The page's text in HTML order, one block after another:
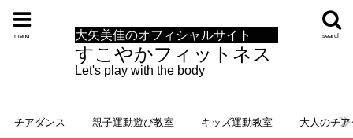
大矢美佳のオフィシャルサイト
すこやかフィットネス
Let's play with the body
search
menu
チアダンス 親子運動遊び教室 キッズ運動教室 大人のチ